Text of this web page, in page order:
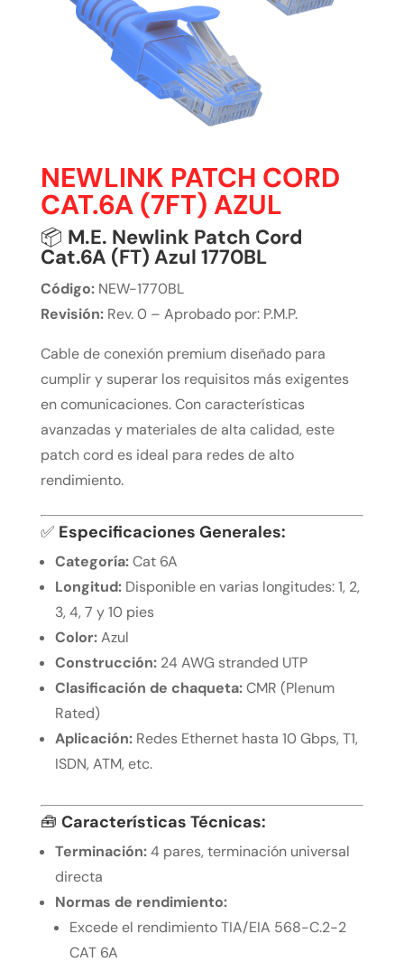
NEWLINK PATCH CORD
CAT.6A (7FT) AZUL
📦 M.E. Newlink Patch Cord
Cat.6A (FT) Azul 1770BL
Código:NEW-1770BL
Revisión:Rev. 0 – Aprobado por: P.M.P.
Cable de conexión premium diseñado para
cumplir y superar los requisitos más exigentes
en comunicaciones. Con características
avanzadas y materiales de alta calidad, este
patch cord es ideal para redes de alto
rendimiento.
✅ Especificaciones Generales:
Categoría:Cat 6A
Longitud:Disponible en varias longitudes: 1, 2,
3, 4, 7 y 10 pies
Color:Azul
Construcción:24 AWG stranded UTP
Clasificación de chaqueta:CMR (Plenum
Rated)
Aplicación:Redes Ethernet hasta 10 Gbps, T1,
ISDN, ATM, etc.
🧰 Características Técnicas:
Terminación:4 pares, terminación universal
directa
Normas de rendimiento:
Excede el rendimiento TIA/EIA 568-C.2-2
CAT 6A